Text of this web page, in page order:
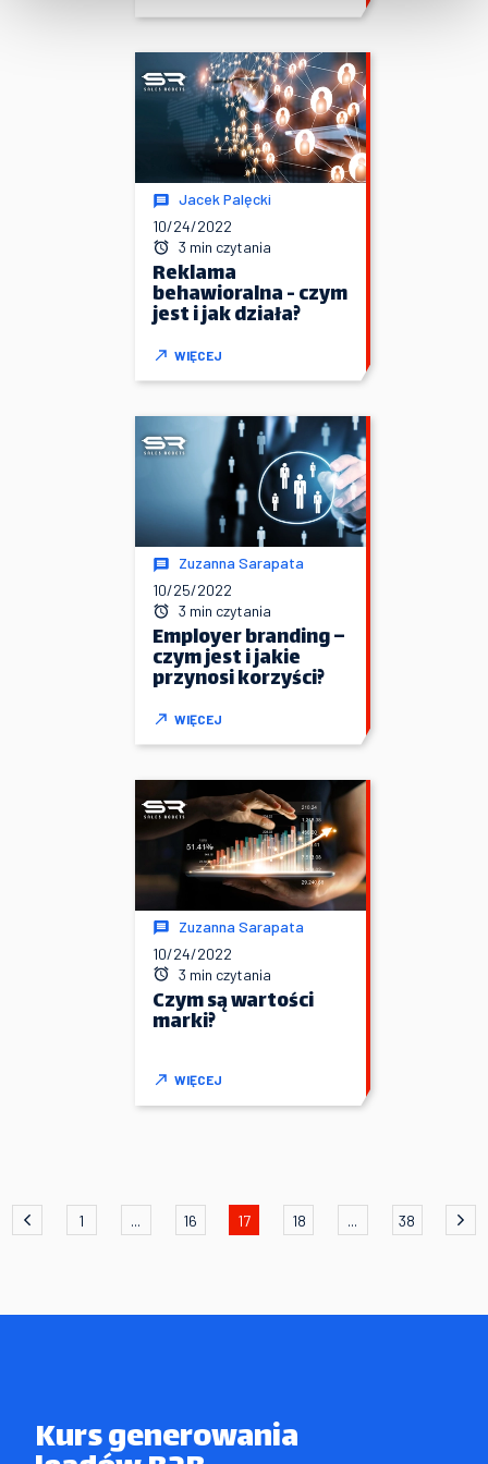
Jacek Palęcki
10/24/2022
3 min czytania
Reklama
behawioralna - czym
jest i jak działa?
WIĘCEJ
Zuzanna Sarapata
10/25/2022
3 min czytania
Employer branding –
czym jest i jakie
przynosi korzyści?
WIĘCEJ
Zuzanna Sarapata
10/24/2022
3 min czytania
Czym są wartości
marki?
WIĘCEJ
...
1 16 17 18 38
...
Kurs generowania